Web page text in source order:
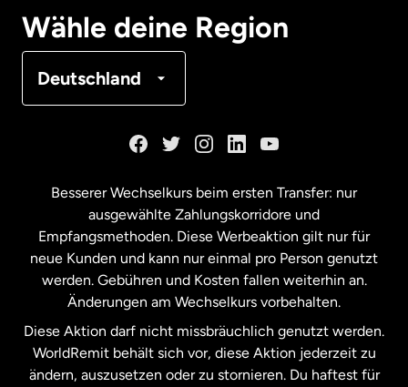
Wähle deine Region
Deutschland
Malaysia
Neuseeland
Niederlande
Besserer Wechselkurs beim ersten Transfer: nur
ausgewählte Zahlungskorridore und
Empfangsmethoden. Diese Werbeaktion gilt nur für
neue Kunden und kann nur einmal pro Person genutzt
werden. Gebühren und Kosten fallen weiterhin an.
Änderungen am Wechselkurs vorbehalten.
Diese Aktion darf nicht missbräuchlich genutzt werden.
WorldRemit behält sich vor, diese Aktion jederzeit zu
ändern, auszusetzen oder zu stornieren. Du haftest für